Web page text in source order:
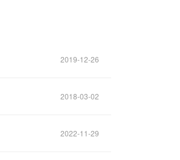
2019-12-26
2018-03-02
2022-11-29